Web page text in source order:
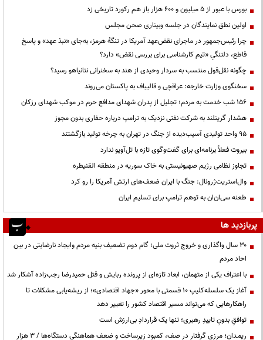
بورس با عبور از ۵ میلیون و ۶۰۰ هزار باز هم رکورد تاریخی زد
اولین نطق نمایندگان در جلسه وبیناری صحن مجلس
چرا رئیس‌جمهور در ماجرای نقض‌عهد آمریکا در تنگهٔ هرمز، به‌جای «نبذ عهد» و پاسخ
قاطع، دلتنگیِ «تیم کارشناسی برای بررسی نقض» دارد؟
چگونه نقل‌قول منتسب به سردار وحیدی از هند به سخنرانی نتانیاهو رسید؟
سخنگوی وزارت خارجه: عراقچی و قالیباف به پاکستان می‌روند
۱۵۶ شب خدمت به مردم؛ تجلیل از پدران شهدای مدافع حرم در موکب شهدای رزکان
هشدار گرینلند به شرکت نفتی نزدیک به ترامپ درباره حفاری بدون مجوز
95 واحد تولیدی آسیب‌دیده از جنگ در تهران به چرخه تولید بازگشتند
بیروت فعلاً برنامه‌ای برای گفت‌وگوی تازه با تل‌آویو ندارد
تجاوز نظامی رژیم صهیونیستی به خاک سوریه در منطقه القنیطره
وال‌استریت‌ژرونال: جنگ با ایران ضعف‌های ارتش آمریکا را رو کرد
طعنه سی‌ان‌ان به توهم ترامپ برای تسلیم ایران
پربازدید ها
۳۰ سال واگذاری و خروج ثروت ملی؛ گام دوم تضعیف بنیه مردم وایجاد نارضایتی در بین
احاد مردم
با اعتراف یکی از متهمان، ابعاد تازه‌ای از پرونده ربایش و قتل حمیدرضا رجب‌زاده آشکار شد
آغاز یک سلسله‌کلیپ ۱۰ قسمتی با محور «جهاد اقتصادی»؛ از ریشه‌یابی مشکلات تا
راهکارهایی که می‌تواند مسیر اقتصاد کشور را تغییر دهد
توافقِ بدونِ تاییدِ رهبری؛ تنها یک قراردادِ بی‌ارزش است
ریمـدان؛ مرزی گرفتار در صف، کمبود زیرساخت و ضعف هماهنگی دستگاه‌ها / ۳ هزار